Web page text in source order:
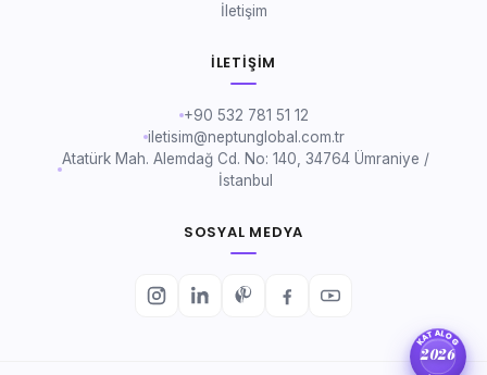
İletişim
İLETIŞIM
+90 532 781 51 12
iletisim@neptunglobal.com.tr
Atatürk Mah. Alemdağ Cd. No: 140, 34764 Ümraniye /
İstanbul
SOSYAL MEDYA
KATALOG
2026